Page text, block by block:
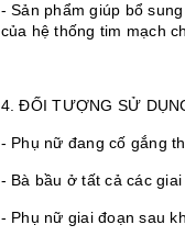
- Sản phẩm giúp bổ
của hệ thống tim mạch
4. ĐỐI TƯỢNG SỬ
- Phụ nữ đang cố gắng
- Bà bầu ở tất cả các
- Phụ nữ giai đoạn sau